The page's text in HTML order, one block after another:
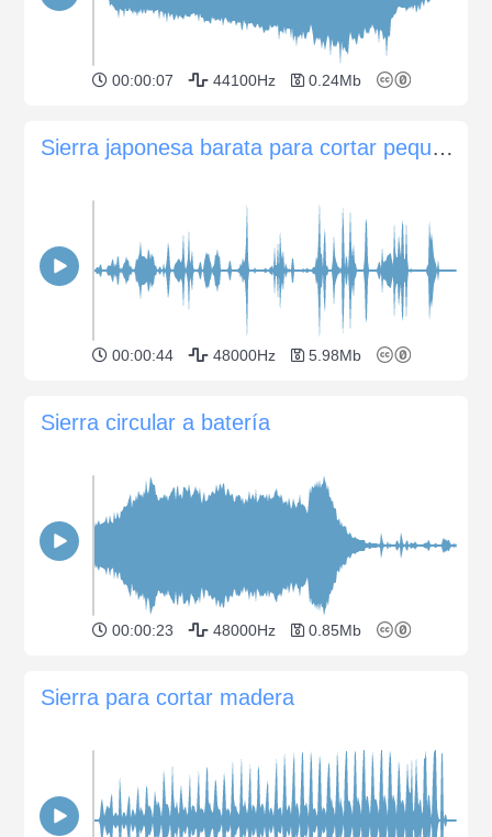
00:00:07 44100Hz 0.24Mb
Sierra japonesa barata para cortar pequeños trozos de madera, tablones y vigas
00:00:44 48000Hz 5.98Mb
Sierra circular a batería
00:00:23 48000Hz 0.85Mb
Sierra para cortar madera